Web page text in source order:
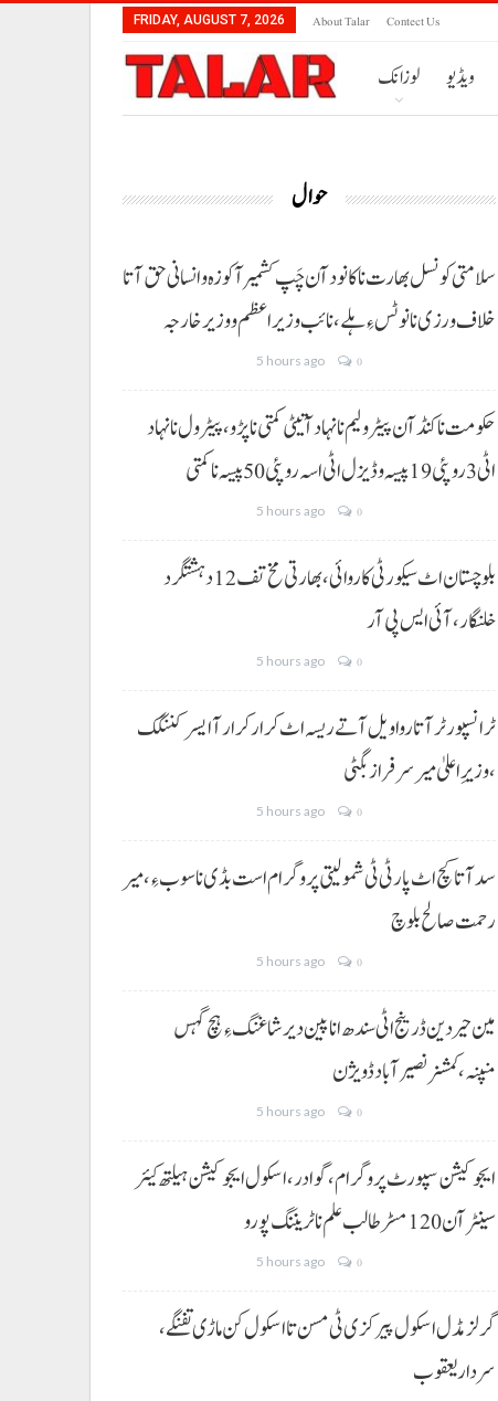
FRIDAY, AUGUST 7, 2026 About Talar Contect Us
لوزانک ویڈیو
حوال
سلامتی کونسل بھارت نا کانود آن چَپ کشمیر آ کوزہ و انسانی حق آتا
خلاف ورزی نا نوٹس ءِ ہلے،نائب وزیراعظم و وزیر خارجہ
5 hours ago 0
حکومت نا کنڈ آن پیٹرولیم نا نہاد آتیٹی کمتی نا پڑو،پیٹرول نا نہاد
اٹی 3 روپئی 19 پیسہ و ڈیزل اٹی اسہ روپئی 50 پیسہ نا کمتی
5 hours ago 0
بلوچستان اٹ سیکورٹی کاروائی، بھارتی مخ تف 12 دہشتگرد
خلنگار،آئی ایس پی آر
5 hours ago 0
ٹرانسپورٹر آتا روا ویل آتے ریسہ اٹ کرار کرار آ ایسر کننگک
،وزیرِ اعلیٰ میر سرفراز بگٹی
5 hours ago 0
سد آتا کچ اٹ پارٹی ٹی شمولیتی پروگرام است بڈی نا سوب ءِ،میر
رحمت صالح بلوچ
5 hours ago 0
مین حیردین ڈرینج اٹی سندھ انا پین دیر شاغنگ ءِ ہچ گہس
منپنہ،کمشنر نصیرآباد ڈویژن
5 hours ago 0
ایجوکیشن سپورٹ پروگرام،گوادر، اسکول ایجوکیشن ہیلتھ کیئر
سینٹر آن 120 مسڑ طالب علم نا ٹریننگ پورو
5 hours ago 0
گرلز مڈل اسکول پیرکزی ٹی مسن تا اسکول کن ماڑی تفنگے،
سردار یعقوب